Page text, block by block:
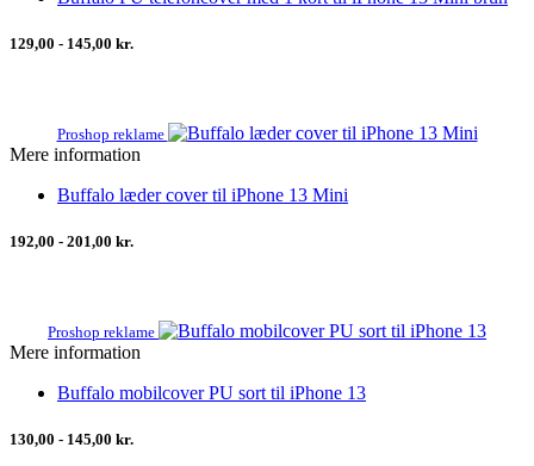
129,00 - 145,00 kr.
Proshop reklame
Mere information
Buffalo læder cover til iPhone 13 Mini
192,00 - 201,00 kr.
Proshop reklame
Mere information
Buffalo mobilcover PU sort til iPhone 13
130,00 - 145,00 kr.